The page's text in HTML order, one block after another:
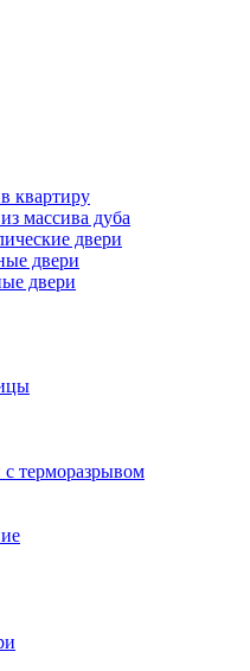
квартиру
массива дуба
двери
двери
двери
терморазрывом